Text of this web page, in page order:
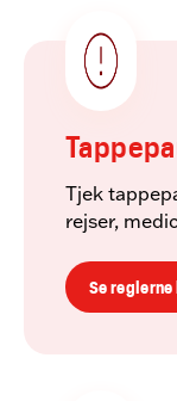
Tjek
rejser,
Se reglerne